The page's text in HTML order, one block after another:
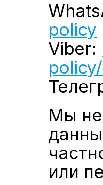
policy
Viber:
Мы не
или